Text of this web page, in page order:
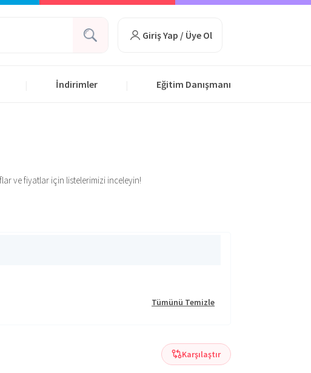
Giriş Yap / Üye Ol
İndirimler Eğitim Danışmanı
ve fiyatlar için listelerimizi inceleyin!
Tümünü Temizle
Karşılaştır